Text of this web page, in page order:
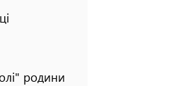
родини